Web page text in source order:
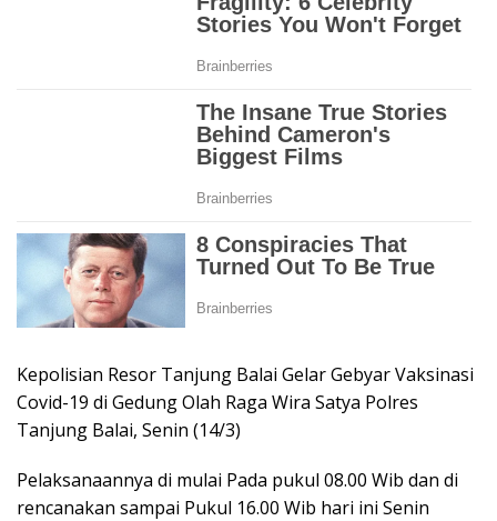
Kepolisian Resor Tanjung Balai Gelar Gebyar Vaksinasi
Covid-19 di Gedung Olah Raga Wira Satya Polres
Tanjung Balai, Senin (14/3)
Pelaksanaannya di mulai Pada pukul 08.00 Wib dan di
rencanakan sampai Pukul 16.00 Wib hari ini Senin